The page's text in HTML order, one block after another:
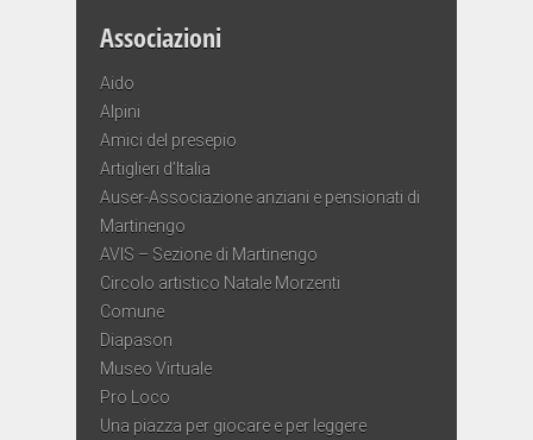
Associazioni
Aido
Alpini
Amici del presepio
Artiglieri d’Italia
Auser-Associazione anziani e pensionati di
Martinengo
AVIS – Sezione di Martinengo
Circolo artistico Natale Morzenti
Comune
Diapason
Museo Virtuale
Pro Loco
Una piazza per giocare e per leggere